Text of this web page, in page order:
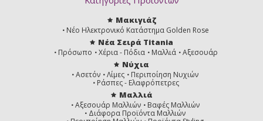
Ντορε
Ακαζού
7,4
Ξανθό
Χάλκινο Χάλκινο
Βαθύ
Μακιγιάζ
Νέο Ηλεκτρονικό Κατάστημα Golden Rose
Νέα Σειρά Titania
Πρόσωπο Χέρια - Πόδια Μαλλιά Αξεσουάρ
Νύχια
Ασετόν Λίμες
Περιποίηση Νυχιών
Ράσπες - Ελαφρόπετρες
Μαλλιά
Αξεσουάρ Μαλλιών
Βαφές Μαλλιών
Διάφορα Προϊόντα Μαλλιών